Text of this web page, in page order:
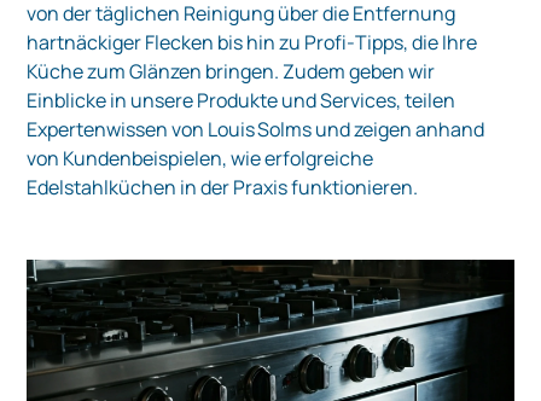
von der täglichen Reinigung über die Entfernung
hartnäckiger Flecken bis hin zu Profi‑Tipps, die Ihre
Küche zum Glänzen bringen. Zudem geben wir
Einblicke in unsere Produkte und Services, teilen
Expertenwissen von Louis Solms und zeigen anhand
von Kundenbeispielen, wie erfolgreiche
Edelstahlküchen in der Praxis funktionieren.